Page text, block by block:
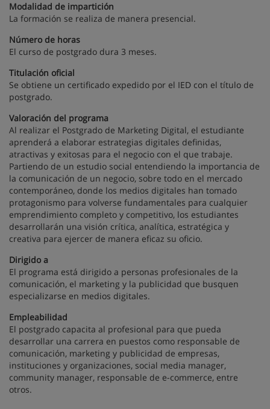
Modalidad de impartición
La formación se realiza de manera presencial.
Número de horas
El curso de postgrado dura 3 meses.
Titulación oficial
Se obtiene un certificado expedido por el IED con el título de
postgrado.
Valoración del programa
Al realizar el Postgrado de Marketing Digital, el estudiante
aprenderá a elaborar estrategias digitales definidas,
atractivas y exitosas para el negocio con el que trabaje.
Partiendo de un estudio social entendiendo la importancia de
la comunicación de un negocio, sobre todo en el mercado
contemporáneo, donde los medios digitales han tomado
protagonismo para volverse fundamentales para cualquier
emprendimiento completo y competitivo, los estudiantes
desarrollarán una visión crítica, analítica, estratégica y
creativa para ejercer de manera eficaz su oficio.
Dirigido a
El programa está dirigido a personas profesionales de la
comunicación, el marketing y la publicidad que busquen
especializarse en medios digitales.
Empleabilidad
El postgrado capacita al profesional para que pueda
desarrollar una carrera en puestos como responsable de
comunicación, marketing y publicidad de empresas,
instituciones y organizaciones, social media manager,
community manager, responsable de e-commerce, entre
otros.